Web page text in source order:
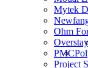
Mytek
Ohm
PMC
Project